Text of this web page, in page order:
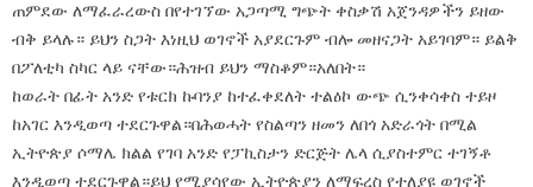
ጠምደው ለማፈራረውስ በየተገኘው አጋጣሚ ግጭት ቀስቃሽ አጀንዳዎችን ይዘው
ብቅ ይላሉ። ይህን ስጋት እነዚህ ወገኖች አያደርጉም ብሎ መዘናጋት አይገባም። ይልቅ
በፖለቲካ ስካር ላይ ናቸው።ሕዝብ ይህን ማስቆም።አለበት።
ከወራት በፊት አንድ የቱርክ ኩባንያ ከተፈቀደለት ተልዕኮ ውጭ ሲንቀሳቀስ ተይዞ
ከአገር እንዲወጣ ተደርጉዋል።በሕወሓት የስልጣን ዘመን ለበጎ አድራጎት በሚል
ኢትዮጵያ ሶማሌ ክልል የገባ አንድ የፓኪስታን ድርጅት ሌላ ሲያስተምር ተገኝቶ
እንዲወጣ ተደርጉዋል።ይህ የሚያሳየው ኢትዮጵያን ለማፍረስ የተለያዩ ወገኖች